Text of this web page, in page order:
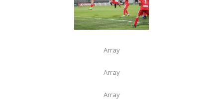
Array
Array
Array